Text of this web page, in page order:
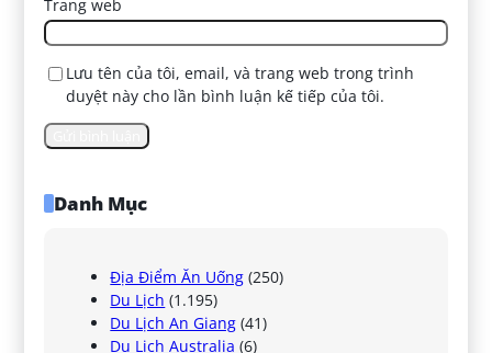
Trang web
Lưu tên của tôi, email, và trang web trong trình
duyệt này cho lần bình luận kế tiếp của tôi.
Danh Mục
Địa Điểm Ăn Uống (250)
Du Lịch (1.195)
Du Lịch An Giang (41)
Du Lịch Australia (6)